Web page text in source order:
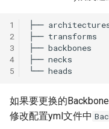
1
2
3
4
5
├──
├── transforms
├── backbones
├── necks
└── heads
如果要更换的
修改配置yml文件中